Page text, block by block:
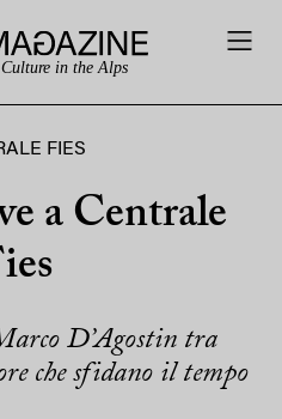
in the Alps
FIES
a Centrale
D’Agostin tra
che sfidano il tempo